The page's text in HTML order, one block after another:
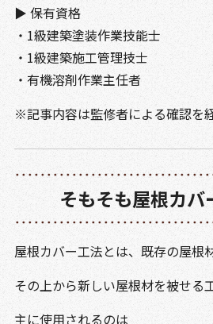
▶ 保有資格
・1級建築塗装作業技能士
・1級建築施工管理技士
・有機溶剤作業主任者
※記事内容は監修者による確認を
そもそも屋根カバ
屋根カバー工法とは、既存の屋根
その上から新しい屋根材を被せる
主に使用されるのは